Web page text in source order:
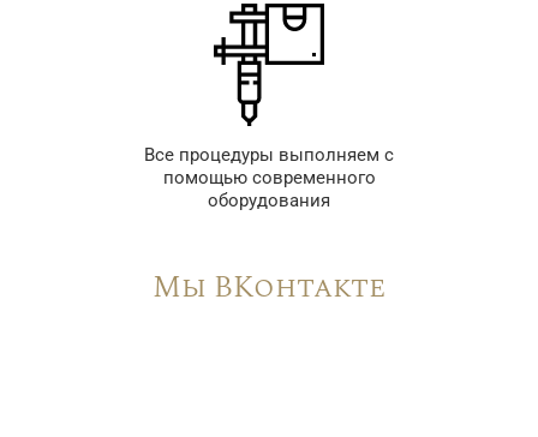
Все процедуры выполняем с
помощью современного
оборудования
Мы ВКонтакте